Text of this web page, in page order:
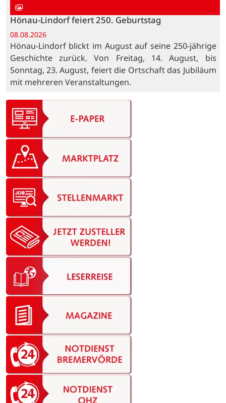
Hönau-Lindorf feiert 250. Geburtstag
08.08.2026
Hönau-Lindorf blickt im August auf seine 250-jährige
Geschichte zurück. Von Freitag, 14. August, bis
Sonntag, 23. August, feiert die Ortschaft das Jubiläum
mit mehreren Veranstaltungen.